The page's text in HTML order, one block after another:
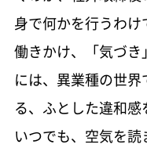
身で何かを行うわ
働きかけ、「気づ
には、異業種の世
る、ふとした違和
いつでも、空気を